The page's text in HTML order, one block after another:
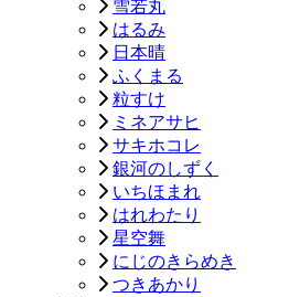
雪若丸
はるみ
日本晴
ふくまる
粒すけ
ミネアサヒ
サキホコレ
銀河のしずく
いちほまれ
はれわたり
星空舞
にじのきらめき
つきあかり